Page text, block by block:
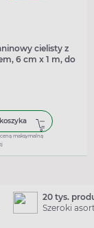
cielisty z
6 cm x 1 m, do
maksymalną
20 tys.
Szeroki